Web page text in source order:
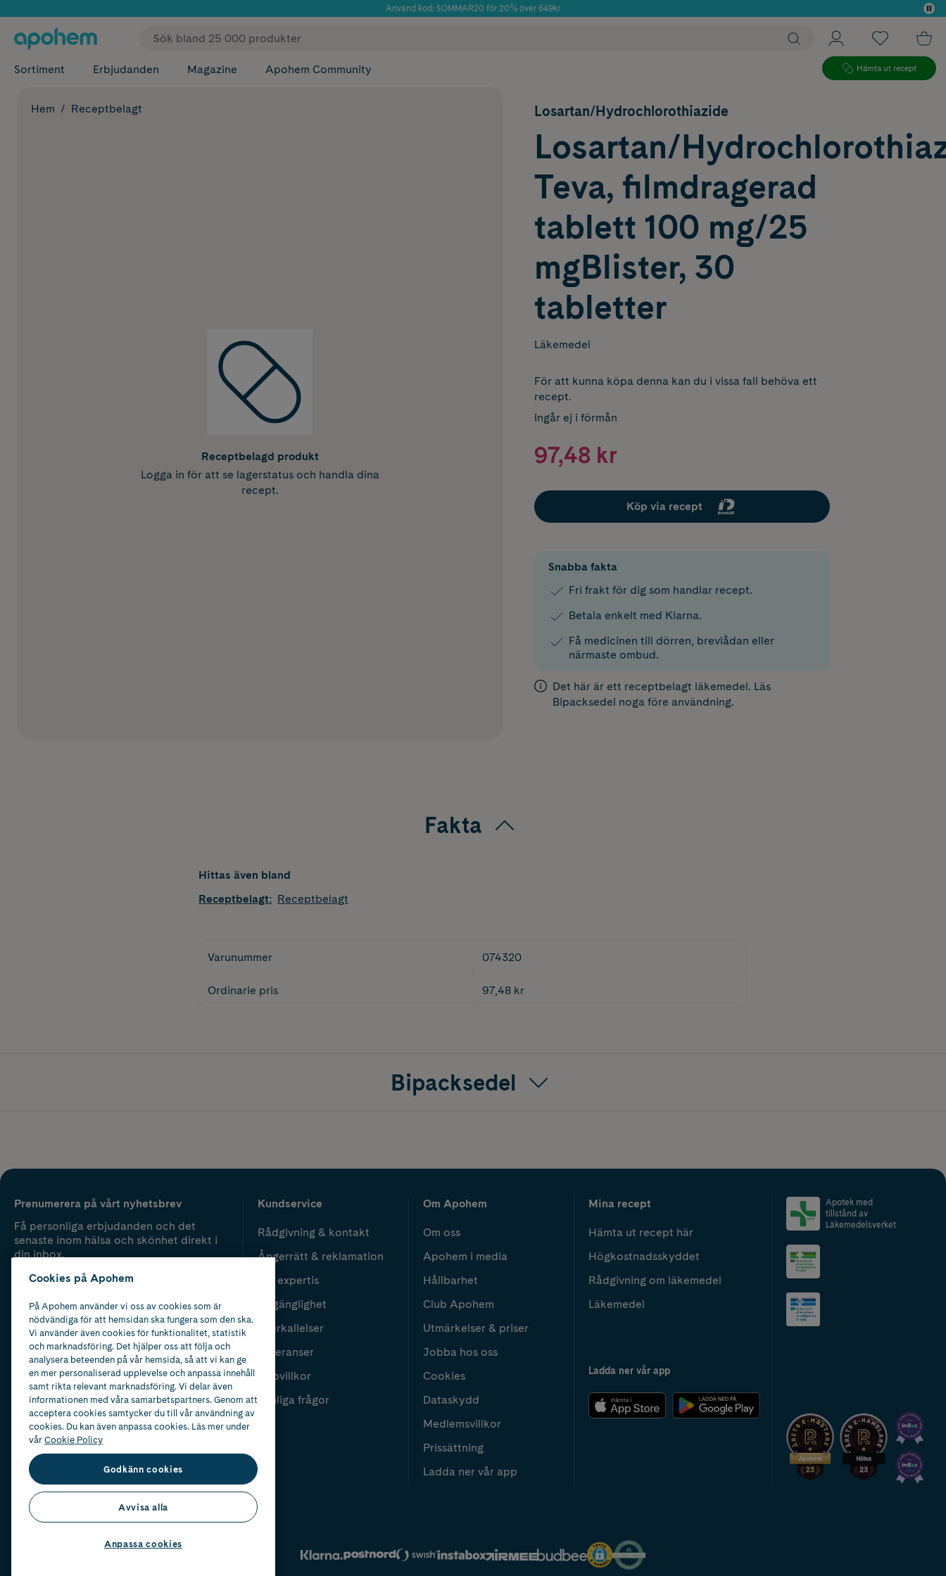
Använd kod: SOMMAR20 för 20% över 649kr
✓ Fri frakt
Sortiment Erbjudanden Magazine Apohem Community Hämta ut recept
Hem Receptbelagt
Receptbelagd produkt
Logga in för att se lagerstatus och handla dina
recept.
Losartan/Hydrochlorothiazide
Losartan/
Teva, filmdragerad
tablett 100 mg/25
mgBlister, 30
tabletter
Läkemedel
För att kunna köpa denna kan du i vissa fall behöva ett
recept.
Ingår ej i förmån
97,48 kr
Köp via recept
Snabba fakta
Fri frakt för dig som handlar recept.
Betala enkelt med Klarna.
Få medicinen till dörren, brevlådan eller
närmaste ombud.
Det här är ett receptbelagt läkemedel. Läs
Bipacksedel noga före användning.
Fakta
Hittas även bland
Receptbelagt: Receptbelagt
Varunummer 074320
Ordinarie pris 97,48 kr
Bipacksedel
Prenumerera på vårt nyhetsbrev
Få personliga erbjudanden och det
senaste inom hälsa och skönhet direkt i
din inbox.
Kundservice
Rådgivning & kontakt
Ångerrätt & reklamation
Vår expertis
Tillgänglighet
Återkallelser
Leveranser
Köpvillkor
Vanliga frågor
Om Apohem
Om oss
Apohem i media
Hållbarhet
Club Apohem
Utmärkelser & priser
Jobba hos oss
Cookies
Dataskydd
Medlemsvillkor
Prissättning
Ladda ner vår app
Mina recept
Hämta ut recept här
Högkostnadsskyddet
Rådgivning om läkemedel
Läkemedel
Ladda ner vår app
Apotek med
tillstånd av
Läkemedelsverket
2024
Cookies på Apohem
På Apohem använder vi oss av cookies som är
nödvändiga för att hemsidan ska fungera som den ska.
Vi använder även cookies för funktionalitet, statistik
och marknadsföring. Det hjälper oss att följa och
analysera beteenden på vår hemsida, så att vi kan ge
en mer personaliserad upplevelse och anpassa innehåll
samt rikta relevant marknadsföring. Vi delar även
informationen med våra samarbetspartners. Genom att
acceptera cookies samtycker du till vår användning av
cookies. Du kan även anpassa cookies. Läs mer under
vårCookie Policy
Godkänn cookies
Avvisa alla
Anpassa cookies